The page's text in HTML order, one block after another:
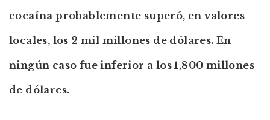
cocaína probablemente superó, en valores
locales, los 2 mil millones de dólares. En
ningún caso fue inferior a los 1,800 millones
de dólares.